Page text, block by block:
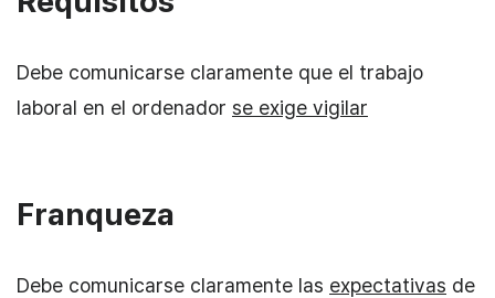
Debe comunicarse claramente que el trabajo
laboral en el ordenador se exige vigilar
Franqueza
Debe comunicarse claramente las expectativas de